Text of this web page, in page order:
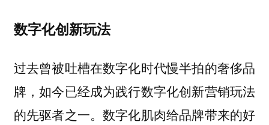
数字化创新玩法
过去曾被吐槽在数字化时代慢半拍的奢侈品
牌，如今已经成为践行数字化创新营销玩法
的先驱者之一。数字化肌肉给品牌带来的好